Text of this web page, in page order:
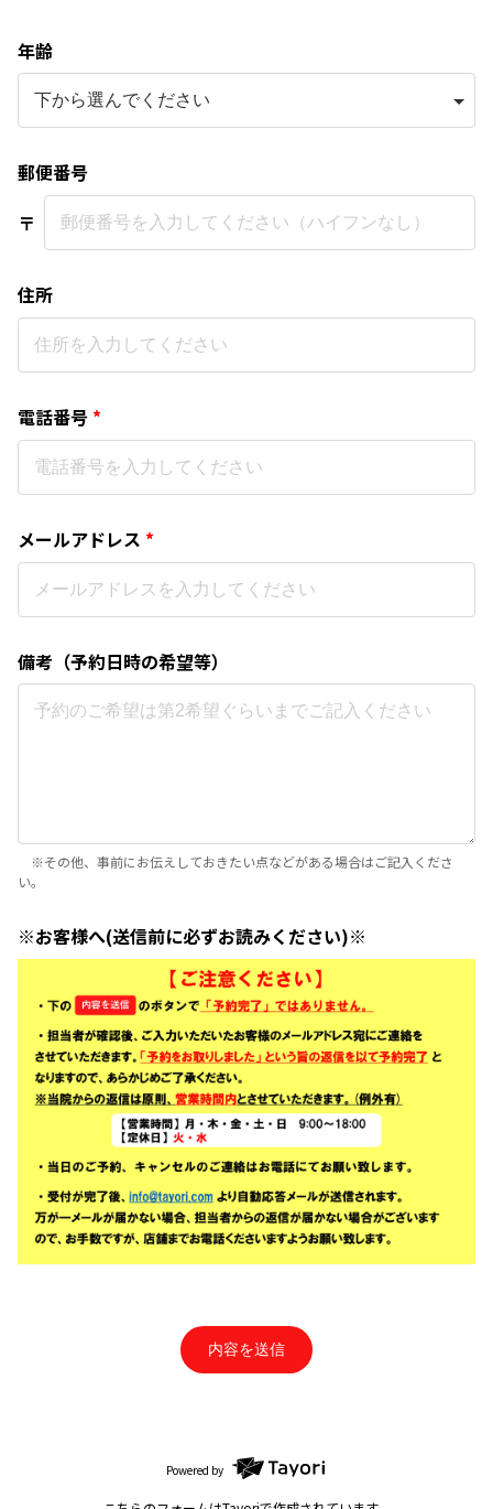
年齢
郵便番号
〒
住所
電話番号 *
メールアドレス *
備考（予約日時の希望等）
※その他、事前にお伝えしておきたい点などがある場合はご記入くださ
い。
※お客様へ(送信前に必ずお読みください)※
内容を送信
Powered by